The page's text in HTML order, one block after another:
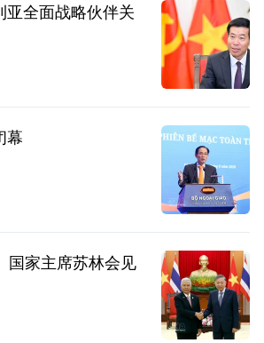
全面战略伙伴关
幕
国家主席苏林会见